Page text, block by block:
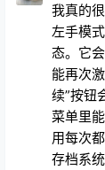
我真的
左手模
态。它
能再次
续”按钮
菜单里
用每次
存档系